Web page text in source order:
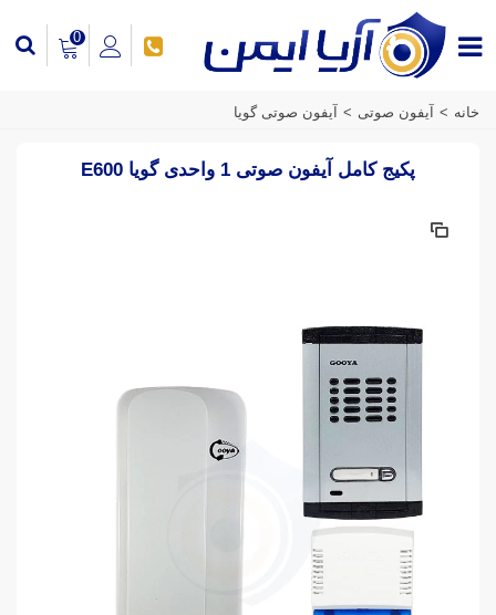
0
خانه > آیفون صوتی > آیفون صوتی گویا
پکیج کامل آیفون صوتی 1 واحدی گویا E600